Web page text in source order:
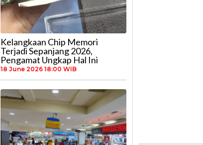
Kelangkaan Chip Memori
Terjadi Sepanjang 2026,
Pengamat Ungkap Hal Ini
18 June 2026 18:00 WIB